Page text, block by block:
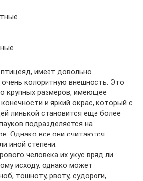
птицеяд, имеет довольно
колоритную внешность. Это
крупных размеров, имеющее
и яркий окрас, который с
линькой становится еще более
подразделяется на
Однако все они считаются
иной степени.
человека их укус вряд ли
исходу, однако может
тошноту, рвоту, судороги,